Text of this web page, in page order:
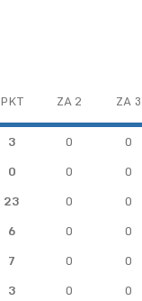
PKT ZA 2 ZA 3
3 0 0
0 0
0
23 0 0
6 0 0
7 0 0
3 0 0